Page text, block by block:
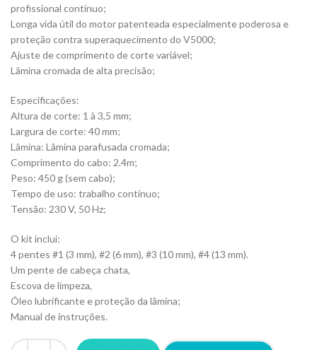
profissional contínuo;
Longa vida útil do motor patenteada especialmente poderosa e
proteção contra superaquecimento do V5000;
Ajuste de comprimento de corte variável;
Lâmina cromada de alta precisão;
Especificações:
Altura de corte: 1 à 3,5 mm;
Largura de corte: 40 mm;
Lâmina: Lâmina parafusada cromada;
Comprimento do cabo: 2.4m;
Peso: 450 g (sem cabo);
Tempo de uso: trabalho contínuo;
Tensão: 230 V, 50 Hz;
O kit inclui:
4 pentes #1 (3 mm), #2 (6 mm), #3 (10 mm), #4 (13 mm).
Um pente de cabeça chata,
Escova de limpeza,
Óleo lubrificante e proteção da lâmina;
Manual de instruções.